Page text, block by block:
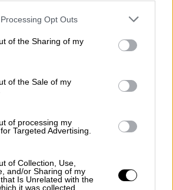
website/app uses one or more Google
or usage behaviour. You may click to
to Google and its third-party tags to
specified purposes in below Google
Opt Outs
of the Sharing of my
of the Sale of my
of processing my
Targeted Advertising.
of Collection, Use,
and/or Sharing of my
Is Unrelated with the
it was collected.
Αιμίλιος Χειλάκης
αυτοαναφορικότητα,
Ελλάδα, η οποία δεν μου
ότι “θα μπω μέσα…
. Εγώ είμαι ο
φανέλας. Μπορώ να μιλάω
και να δημιουργώ μια
συμφωνήσει ή θα